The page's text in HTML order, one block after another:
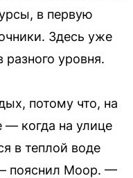
в первую
Здесь уже
разного уровня.
потому что, на
— когда на улице
в теплой воде
пояснил Моор. —